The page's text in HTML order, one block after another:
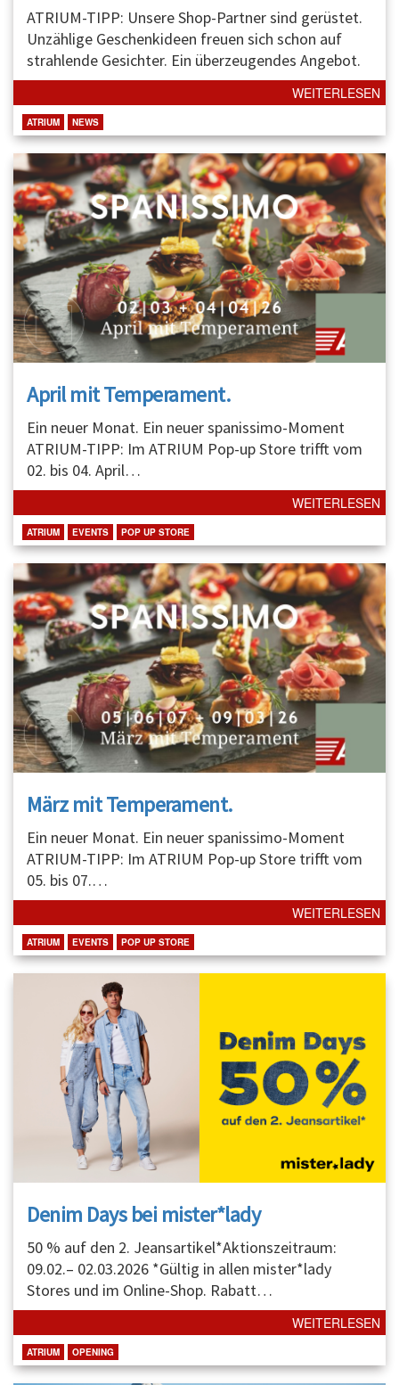
ATRIUM-TIPP: Unsere Shop-Partner sind gerüstet.
Unzählige Geschenkideen freuen sich schon auf
strahlende Gesichter. Ein überzeugendes Angebot.
WEITERLESEN
ATRIUM NEWS
April mit Temperament.
Ein neuer Monat. Ein neuer spanissimo-Moment
ATRIUM-TIPP: Im ATRIUM Pop-up Store trifft vom
02. bis 04. April…
WEITERLESEN
ATRIUM EVENTS POP UP STORE
März mit Temperament.
Ein neuer Monat. Ein neuer spanissimo-Moment
ATRIUM-TIPP: Im ATRIUM Pop-up Store trifft vom
05. bis 07.…
WEITERLESEN
ATRIUM EVENTS POP UP STORE
Denim Days bei mister*lady
50 % auf den 2. Jeansartikel*Aktionszeitraum:
09.02.– 02.03.2026 *Gültig in allen mister*lady
Stores und im Online-Shop. Rabatt…
WEITERLESEN
ATRIUM OPENING